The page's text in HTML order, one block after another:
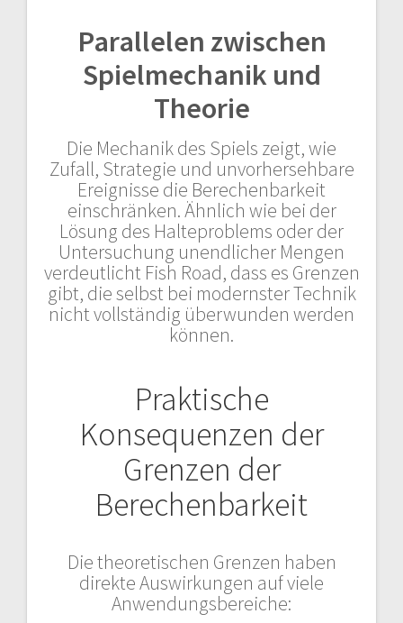
Parallelen zwischen
Spielmechanik und
Theorie
Die Mechanik des Spiels zeigt, wie
Zufall, Strategie und unvorhersehbare
Ereignisse die Berechenbarkeit
einschränken. Ähnlich wie bei der
Lösung des Halteproblems oder der
Untersuchung unendlicher Mengen
verdeutlicht Fish Road, dass es Grenzen
gibt, die selbst bei modernster Technik
nicht vollständig überwunden werden
können.
Praktische
Konsequenzen der
Grenzen der
Berechenbarkeit
Die theoretischen Grenzen haben
direkte Auswirkungen auf viele
Anwendungsbereiche: